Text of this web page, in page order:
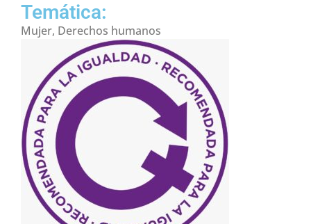
Temática:
Mujer, Derechos humanos